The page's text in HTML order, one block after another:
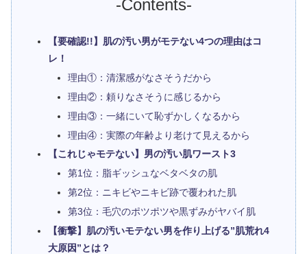
-Contents-
【要確認!!】肌の汚い男がモテない4つの理由はコ
レ！
理由①：清潔感がなさそうだから
理由②：頼りなさそうに感じるから
理由③：一緒にいて恥ずかしくなるから
理由④：実際の年齢より老けて見えるから
【これじゃモテない】男の汚い肌ワースト3
第1位：脂ギッシュなベタベタの肌
第2位：ニキビやニキビ跡で覆われた肌
第3位：毛穴のポツポツや黒ずみがヤバイ肌
【衝撃】肌の汚いモテない男を作り上げる”肌荒れ4
大原因”とは？